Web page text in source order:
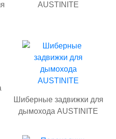
AUSTINITE
Шиберные задвижки для
дымохода AUSTINITE